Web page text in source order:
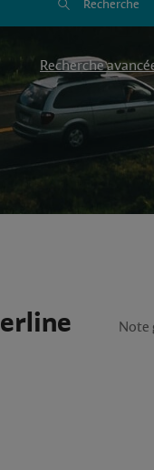
Recherche
Recherche
Note